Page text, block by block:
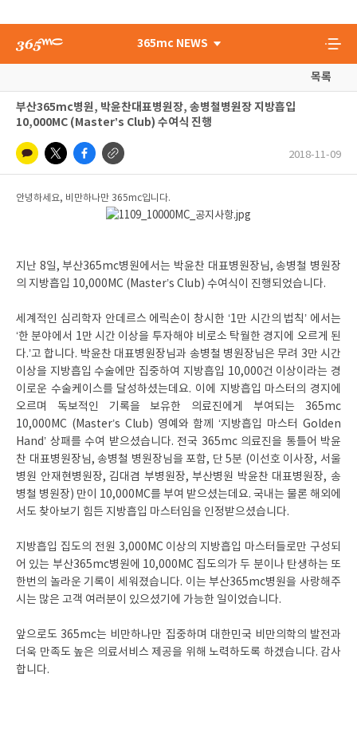
365mc NEWS
목록
부산365mc병원, 박윤찬대표병원장, 송병철병원장 지방흡입
10,000MC (Master’s Club) 수여식 진행
2018-11-09
안녕하세요, 비만하나만 365mc입니다.
지난 8일, 부산365mc병원에서는 박윤찬 대표병원장님, 송병철 병원장
의 지방흡입 10,000MC (Master’s Club) 수여식이 진행되었습니다.
세계적인 심리학자 안데르스 에릭손이 창시한 ‘1만 시간의 법칙’ 에서는
‘한 분야에서 1만 시간 이상을 투자해야 비로소 탁월한 경지에 오르게 된
다.’고 합니다. 박윤찬 대표병원장님과 송병철 병원장님은 무려 3만 시간
이상을 지방흡입 수술에만 집중하여 지방흡입 10,000건 이상이라는 경
이로운 수술케이스를 달성하셨는데요. 이에 지방흡입 마스터의 경지에
오르며 독보적인 기록을 보유한 의료진에게 부여되는 365mc
10,000MC (Master’s Club) 영예와 함께 ‘지방흡입 마스터 Golden
Hand’ 상패를 수여 받으셨습니다. 전국 365mc 의료진을 통틀어 박윤
찬 대표병원장님, 송병철 병원장님을 포함, 단 5분 (이선호 이사장, 서울
병원 안재현병원장, 김대겸 부병원장, 부산병원 박윤찬 대표병원장, 송
병철 병원장) 만이 10,000MC를 부여 받으셨는데요. 국내는 물론 해외에
서도 찾아보기 힘든 지방흡입 마스터임을 인정받으셨습니다.
지방흡입 집도의 전원 3,000MC 이상의 지방흡입 마스터들로만 구성되
어 있는 부산365mc병원에 10,000MC 집도의가 두 분이나 탄생하는 또
한번의 놀라운 기록이 세워졌습니다. 이는 부산365mc병원을 사랑해주
시는 많은 고객 여러분이 있으셨기에 가능한 일이었습니다.
앞으로도 365mc는 비만하나만 집중하며 대한민국 비만의학의 발전과
더욱 만족도 높은 의료서비스 제공을 위해 노력하도록 하겠습니다. 감사
합니다.